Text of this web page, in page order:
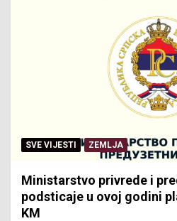
SVE VIJESTI ZEMLJA
Ministarstvo privrede i
podsticaje u ovoj godini
KM